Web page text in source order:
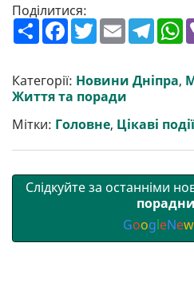
Поділитися:
П
о
р
и
т
F
a
b
o
o
T
w
t
e
r
E
m
l
T
e
g
r
W
h
s
A
Категорії: Новини Дніпра,
Життя та поради
Мітки: Головне, Цікаві події
Слідкуйте за останніми
GoogleNew